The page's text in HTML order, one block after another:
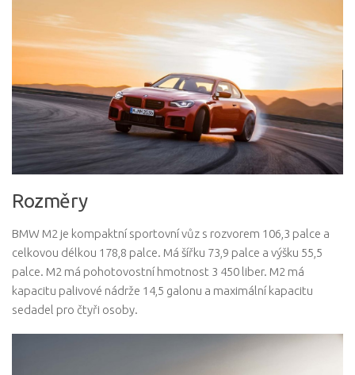
Rozměry
BMW M2 je kompaktní sportovní vůz s rozvorem 106,3 palce a
celkovou délkou 178,8 palce. Má šířku 73,9 palce a výšku 55,5
palce. M2 má pohotovostní hmotnost 3 450 liber. M2 má
kapacitu palivové nádrže 14,5 galonu a maximální kapacitu
sedadel pro čtyři osoby.